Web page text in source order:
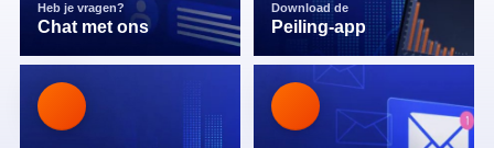
Heb je vragen?
Chat met ons
Download de
Peiling-app